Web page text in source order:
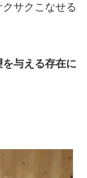
サクこなせる
与える存在に